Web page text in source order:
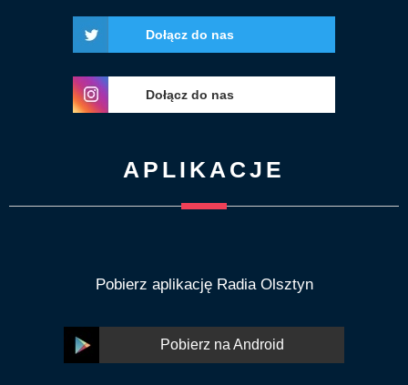
Dołącz do nas
Dołącz do nas
APLIKACJE
Pobierz aplikację Radia Olsztyn
Pobierz na Android